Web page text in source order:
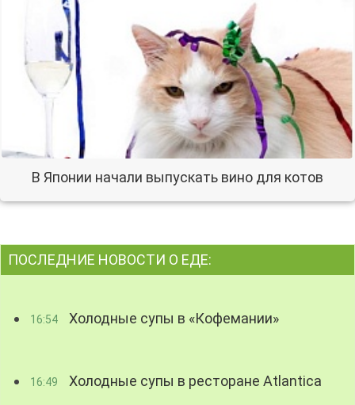
В Японии начали выпускать вино для котов
ПОСЛЕДНИЕ НОВОСТИ О ЕДЕ:
16:54 Холодные супы в «Кофемании»
16:49 Холодные супы в ресторане Atlantica